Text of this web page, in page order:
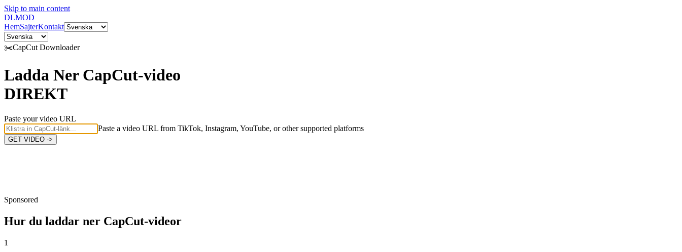
Skip to main content
DLMOD
HemSajterKontakt
✂️CapCut Downloader
Ladda Ner CapCut-video
DIREKT
Paste your video URL
Paste a video URL from TikTok, Instagram, YouTube, or other supported platforms
GET VIDEO ->
Sponsored
Hur du laddar ner CapCut-videor
1